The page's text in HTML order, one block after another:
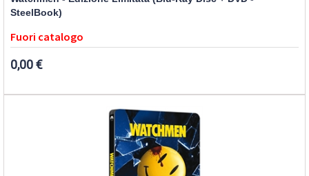
SteelBook)
Fuori catalogo
0,00 €